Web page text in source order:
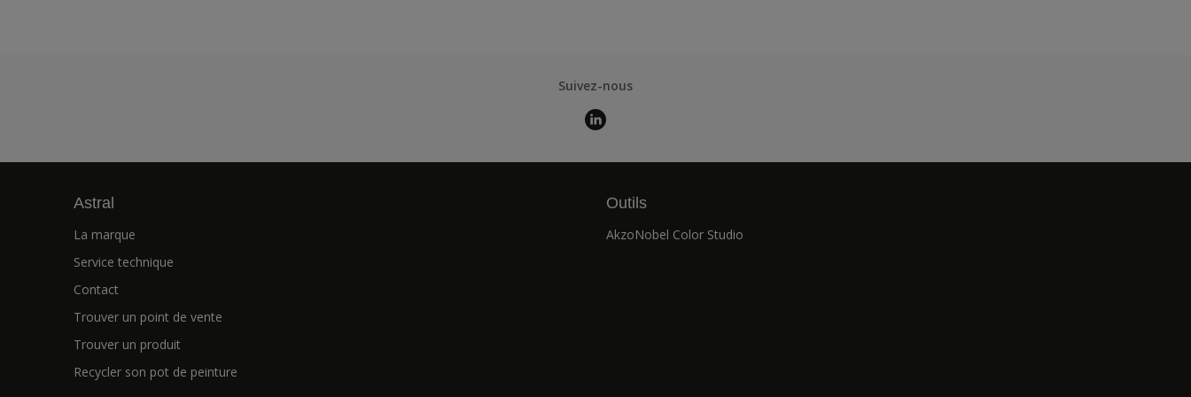
Suivez-nous
Astral
La marque
Service technique
Contact
Trouver un point de vente
Trouver un produit
Recycler son pot de peinture
Outils
AkzoNobel Color Studio